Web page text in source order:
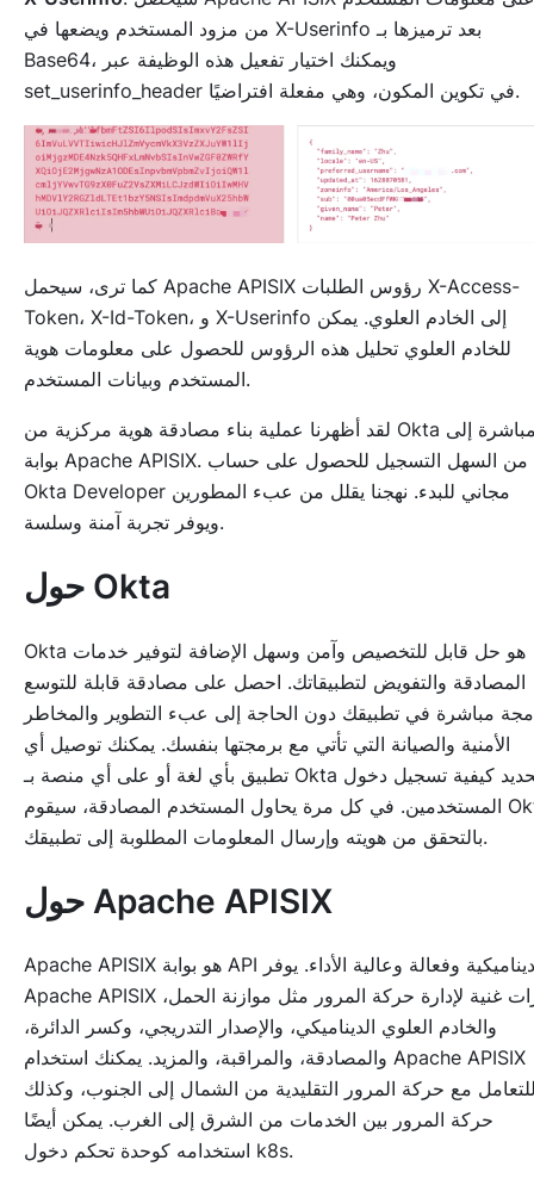
من مزود المستخدم ويضعها في X-Userinfo بعد ترميزها بـ
Base64، ويمكنك اختيار تفعيل هذه الوظيفة عبر
set_userinfo_header في تكوين المكون، وهي مفعلة افتراضيًا.
كما ترى، سيحمل Apache APISIX رؤوس الطلبات X-Access-
Token، X-Id-Token، و X-Userinfo إلى الخادم العلوي. يمكن
للخادم العلوي تحليل هذه الرؤوس للحصول على معلومات هوية
المستخدم وبيانات المستخدم.
لقد أظهرنا عملية بناء مصادقة هوية مركزية من Okta مباشرة إلى
بوابة Apache APISIX. من السهل التسجيل للحصول على حساب
Okta Developer مجاني للبدء. نهجنا يقلل من عبء المطورين
ويوفر تجربة آمنة وسلسة.
حول Okta
Okta هو حل قابل للتخصيص وآمن وسهل الإضافة لتوفير خدمات
المصادقة والتفويض لتطبيقاتك. احصل على مصادقة قابلة للتوسع
مباشرة في تطبيقك دون الحاجة إلى عبء التطوير والمخاطر
الأمنية والصيانة التي تأتي مع برمجتها بنفسك. يمكنك توصيل أي
تطبيق بأي لغة أو على أي منصة بـ Okta وتحديد كيفية تسجيل دخول
المستخدمين. في كل مرة يحاول المستخدم المصادقة، سيقوم Okta
بالتحقق من هويته وإرسال المعلومات المطلوبة إلى تطبيقك.
حول Apache APISIX
Apache APISIX هو بوابة API ديناميكية وفعالة وعالية الأداء. يوفر
Apache APISIX ميزات غنية لإدارة حركة المرور مثل موازنة الحمل،
والخادم العلوي الديناميكي، والإصدار التدريجي، وكسر الدائرة،
والمصادقة، والمراقبة، والمزيد. يمكنك استخدام Apache APISIX
مع حركة المرور التقليدية من الشمال إلى الجنوب، وكذلك
حركة المرور بين الخدمات من الشرق إلى الغرب. يمكن أيضًا
استخدامه كوحدة تحكم دخول k8s.